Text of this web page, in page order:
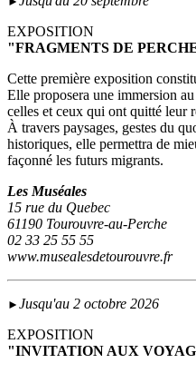
EXPOSITION
"FRAGMENTS DE
Cette première exposition
Elle proposera une immersion
celles et ceux qui ont quitté leur
À travers paysages, gestes du
historiques, elle permettra de
façonné les futurs migrants.
Les Muséales
15 rue du Quebec
61190 Tourouvre-au-Perche
02 33 25 55 55
www.musealesdetourouvre.fr
► Jusqu'au 2 octobre 2026
EXPOSITION
"INVITATION AUX